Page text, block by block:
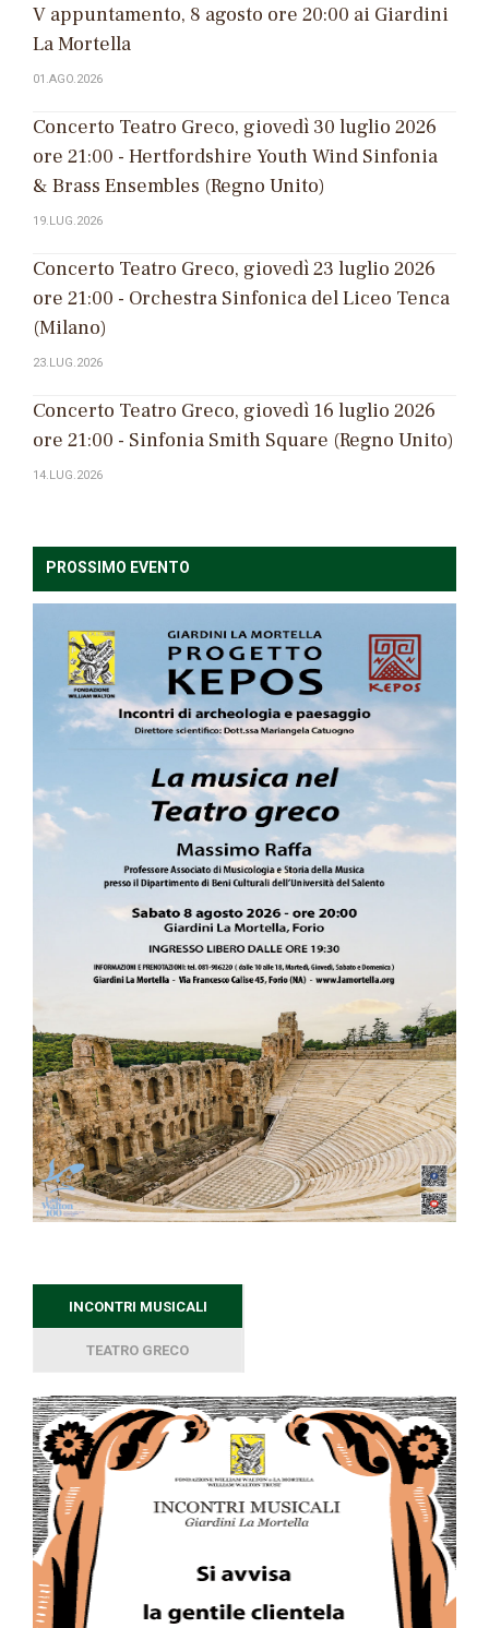
V appuntamento, 8 agosto ore 20:00 ai Giardini
La Mortella
01.AGO.2026
Concerto Teatro Greco, giovedì 30 luglio 2026
ore 21:00 - Hertfordshire Youth Wind Sinfonia
& Brass Ensembles (Regno Unito)
19.LUG.2026
Concerto Teatro Greco, giovedì 23 luglio 2026
ore 21:00 - Orchestra Sinfonica del Liceo Tenca
(Milano)
23.LUG.2026
Concerto Teatro Greco, giovedì 16 luglio 2026
ore 21:00 - Sinfonia Smith Square (Regno Unito)
14.LUG.2026
PROSSIMO EVENTO
INCONTRI MUSICALI
TEATRO GRECO